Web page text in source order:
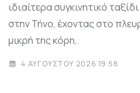
ιδιαίτερα συγκινητικό
στην Τήνο, έχοντας στο
μικρή της κόρη,.
4 ΑΥΓΟΎΣΤΟΥ 2026 19:58